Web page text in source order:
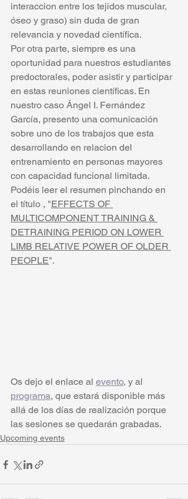
interaccion entre los tejidos muscular,
óseo y graso) sin duda de gran
relevancia y novedad científica.
Por otra parte, siempre es una
oportunidad para nuestros estudiantes
predoctorales, poder asistir y participar
en estas reuniones científicas. En
nuestro caso Ángel I. Fernández
García, presento una comunicación
sobre uno de los trabajos que esta
desarrollando en relacion del
entrenamiento en personas mayores
con capacidad funcional limitada.
Podéis leer el resumen pinchando en
el título , "EFFECTS OF
MULTICOMPONENT TRAINING &
DETRAINING PERIOD ON LOWER
LIMB RELATIVE POWER OF OLDER
PEOPLE".
Os dejo el enlace al evento, y al
programa, que estará disponible más
allá de los días de realización porque
las sesiones se quedarán grabadas.
Upcoming events